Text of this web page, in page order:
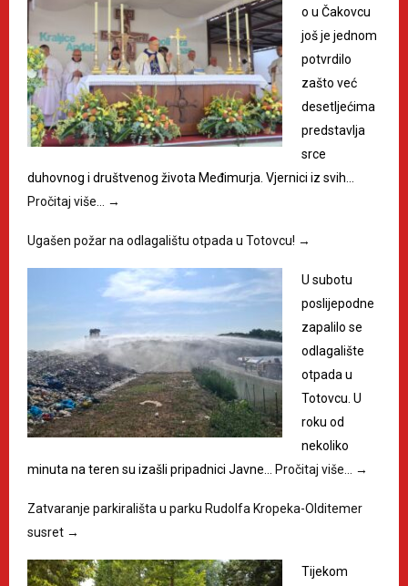
o u Čakovcu
još je jednom
potvrdilo
zašto već
desetljećima
predstavlja
srce
duhovnog i društvenog života Međimurja. Vjernici iz svih…
Pročitaj više…
→
Ugašen požar na odlagalištu otpada u Totovcu! →
U subotu
poslijepodne
zapalilo se
odlagalište
otpada u
Totovcu. U
roku od
nekoliko
minuta na teren su izašli pripadnici Javne…
Pročitaj više… →
Zatvaranje parkirališta u parku Rudolfa Kropeka-Olditemer
susret →
Tijekom